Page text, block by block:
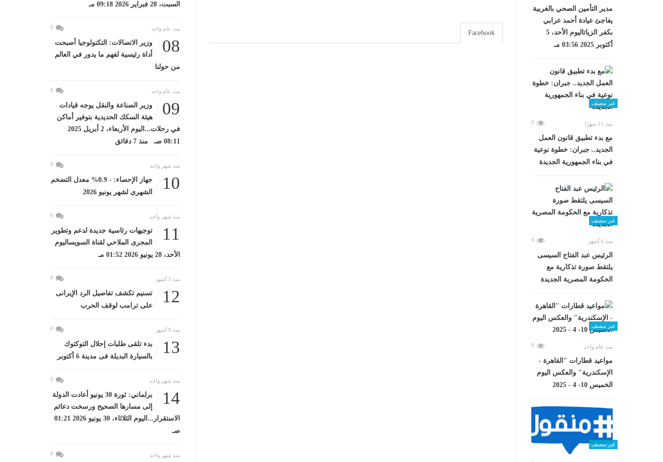
مدير التأمين الصحي بالغربية
يفاجئ عيادة أحمد عرابي
بكفر الزياتاليوم الأحد، 5
أكتوبر 2025 03:56 مـ
غير مصنف
منذ 11 شهرًا 0
مع بدء تطبيق قانون العمل
الجديد.. جبران: خطوة نوعية
في بناء الجمهورية الجديدة
غير مصنف
منذ 6 أشهر 0
الرئيس عبد الفتاح السيسى
يلتقط صورة تذكارية مع
الحكومة المصرية الجديدة
غير مصنف
منذ عام واحد 0
مواعيد قطارات "القاهرة -
الإسكندرية" والعكس اليوم
الخميس 10- 4 - 2025
غير مصنف
Facebook
السبت، 28 فبراير 2026 09:18 مـ
منذ عام واحد 0
08
وزير الاتصالات: التكنولوجيا أصبحت
أداة رئيسية لفهم ما يدور في العالم
من حولنا
منذ عام واحد 0
09
وزير الصناعة والنقل يوجه قيادات
هيئة السكك الحديدية بتوفير أماكن
في رحلات...اليوم الأربعاء، 2 أبريل 2025
08:11 صـ منذ 7 دقائق
منذ شهر واحد 0
10
جهاز الإحصاء: - 0.9% معدل التضخم
الشهرى لشهر يونيو 2026
منذ شهر واحد 0
11
توجيهات رئاسية جديدة لدعم وتطوير
المجرى الملاحي لقناة السويساليوم
الأحد، 28 يونيو 2026 01:52 مـ
منذ 3 أشهر 0
12
تسنيم تكشف تفاصيل الرد الإيرانى
على ترامب لوقف الحرب
منذ 8 أشهر 0
13
بدء تلقى طلبات إحلال التوكتوك
بالسيارة البديلة فى مدينة 6 أكتوبر
منذ شهر واحد 0
14
برلماني: ثورة 30 يونيو أعادت الدولة
إلى مسارها الصحيح ورسخت دعائم
الاستقرار...اليوم الثلاثاء، 30 يونيو 2026 01:21
صـ
منذ شهر واحد 0